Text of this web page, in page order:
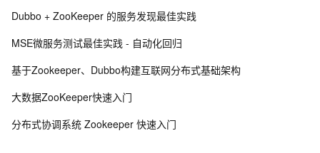
10Apache ZooKeeper - 使用ZK实现分布式锁(非公平锁/公
Dubbo + ZooKeeper 的服务发现最佳实践
MSE微服务测试最佳实践 - 自动化回归
基于Zookeeper、Dubbo构建互联网分布式基础架构
大数据ZooKeeper快速入门
分布式协调系统 Zookeeper 快速入门